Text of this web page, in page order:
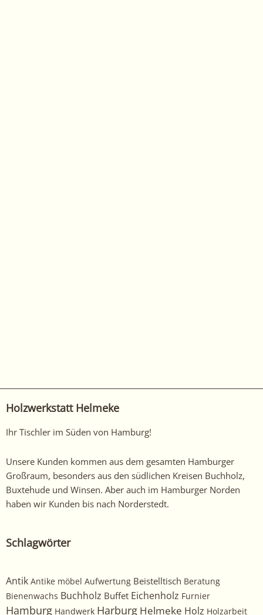
Holzwerkstatt Helmeke
Ihr Tischler im Süden von Hamburg!
Unsere Kunden kommen aus dem gesamten Hamburger
Großraum, besonders aus den südlichen Kreisen Buchholz,
Buxtehude und Winsen. Aber auch im Hamburger Norden
haben wir Kunden bis nach Norderstedt.
Schlagwörter
Antik Antike möbel Aufwertung Beistelltisch Beratung
Bienenwachs Buchholz Buffet Eichenholz Furnier
Hamburg Handwerk Harburg Helmeke Holz Holzarbeit